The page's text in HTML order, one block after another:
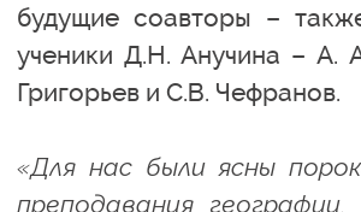
будущие соавторы –
ученики Д.Н. Анучина – А.
Григорьев и С.В. Чефранов.
«Для нас были ясны
преподавания